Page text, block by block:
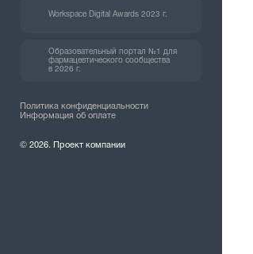
Workspace Digital Awards 2023 г.
Образовательный портал №1 для
фармацевтического сообщества
в 2026 г.
Политика конфиденциальности
Информация об оплате
© 2026. Проект компании